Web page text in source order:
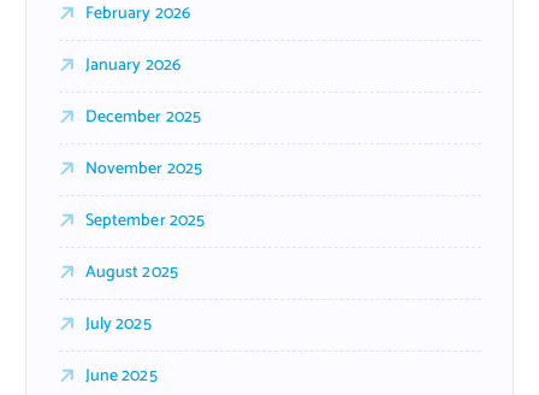
February 2026
January 2026
December 2025
November 2025
September 2025
August 2025
July 2025
June 2025